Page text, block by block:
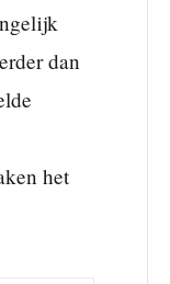
dan
het